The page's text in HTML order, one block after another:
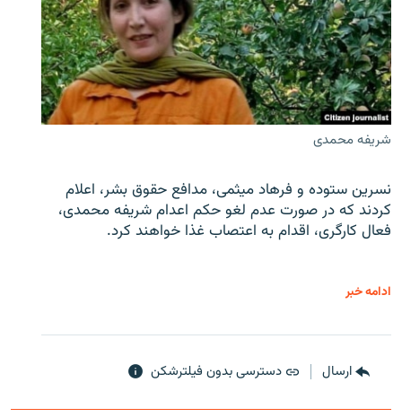
شریفه محمدی
نسرین ستوده و فرهاد میثمی، مدافع حقوق بشر، اعلام
کردند که در صورت عدم لغو حکم اعدام شریفه محمدی،
فعال کارگری، اقدام به اعتصاب غذا خواهند کرد.
ادامه خبر
ارسال دسترسی بدون فیلترشکن